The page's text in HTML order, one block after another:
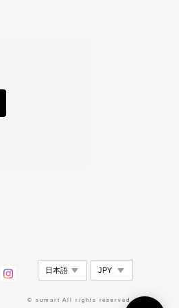
© sumart All rights reserved.